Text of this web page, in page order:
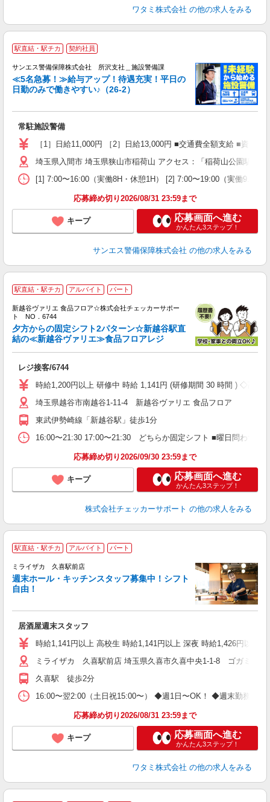
ワタミ株式会社 の他の求人をみる
駅直結・駅チカ 契約社員
サンエス警備保障株式会社 所沢支社＿施設警備課
≪5名急募！≫給与アップ！待遇充実！平日の
日勤のみで働きやすい♪（26-2）
常駐施設警備
［1］日給11,000円 ［2］日給13,000円 ■交通費全額支給 ■資格手
埼玉県入間市 埼玉県狭山市稲荷山 アクセス：「稲荷山公園駅」
[1] 7:00〜16:00（実働8H・休憩1H） [2] 7:00〜19:00（実働9.5H
応募締め切り2026/08/31 23:59まで
キープ 応募画面へ進む
かんたん3ステップ！
サンエス警備保障株式会社 の他の求人をみる
駅直結・駅チカ アルバイト パート
新越谷ヴァリエ 食品フロア☆株式会社チェッカーサポー
ト NO．6744
夕方からの固定シフト2パターン☆新越谷駅直
結の≪新越谷ヴァリエ≫食品フロアレジ
レジ接客/6744
時給1,200円以上 研修中 時給 1,141円 (研修期間 30 時間 ) ◇高校
埼玉県越谷市南越谷1-11-4 新越谷ヴァリエ 食品フロア
東武伊勢崎線「新越谷駅」徒歩1分
16:00〜21:30 17:00〜21:30 どちらか固定シフト ■曜日問わず週
応募締め切り2026/09/30 23:59まで
キープ 応募画面へ進む
かんたん3ステップ！
株式会社チェッカーサポート の他の求人をみる
駅直結・駅チカ アルバイト パート
ミライザカ 久喜駅前店
週末ホール・キッチンスタッフ募集中！シフト
自由！
居酒屋週末スタッフ
時給1,141円以上 高校生 時給1,141円以上 深夜 時給1,426円以上
ミライザカ 久喜駅前店 埼玉県久喜市久喜中央1-1-8 ゴガミビル
久喜駅 徒歩2分
16:00〜翌2:00（土日祝15:00〜） ◆週1日〜OK！ ◆週末勤務で
応募締め切り2026/08/31 23:59まで
キープ 応募画面へ進む
かんたん3ステップ！
ワタミ株式会社 の他の求人をみる